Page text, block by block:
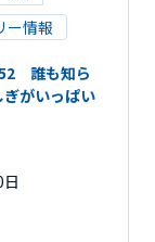
ー情報
誰も知ら
がいっぱい